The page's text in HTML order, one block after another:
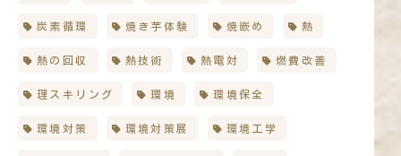
炭素循環 焼き芋体験 焼嵌め 熱
熱の回収 熱技術 熱電対 燃費改善
理スキリング 環境 環境保全
環境対策 環境対策展 環境工学